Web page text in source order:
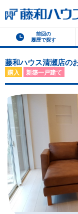
前回の
履歴で探す
藤和ハウス清瀬店の
購入 新築一戸建て